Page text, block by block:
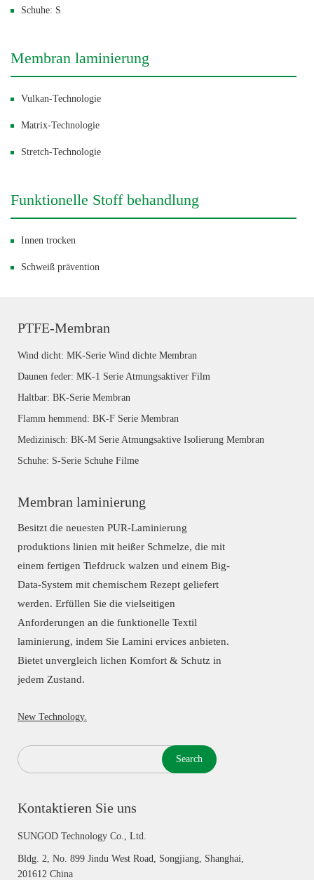
Schuhe: S
Membran laminierung
Vulkan-Technologie
Matrix-Technologie
Stretch-Technologie
Funktionelle Stoff behandlung
Innen trocken
Schweiß prävention
PTFE-Membran
Wind dicht: MK-Serie Wind dichte Membran
Daunen feder: MK-1 Serie Atmungsaktiver Film
Haltbar: BK-Serie Membran
Flamm hemmend: BK-F Serie Membran
Medizinisch: BK-M Serie Atmungsaktive Isolierung Membran
Schuhe: S-Serie Schuhe Filme
Membran laminierung
Besitzt die neuesten PUR-Laminierung
produktions linien mit heißer Schmelze, die mit
einem fertigen Tiefdruck walzen und einem Big-
Data-System mit chemischem Rezept geliefert
werden. Erfüllen Sie die vielseitigen
Anforderungen an die funktionelle Textil
laminierung, indem Sie Lamini ervices anbieten.
Bietet unvergleich lichen Komfort & Schutz in
jedem Zustand.
New Technology.
Search
Kontaktieren Sie uns
SUNGOD Technology Co., Ltd.
Bldg. 2, No. 899 Jindu West Road, Songjiang, Shanghai,
201612 China